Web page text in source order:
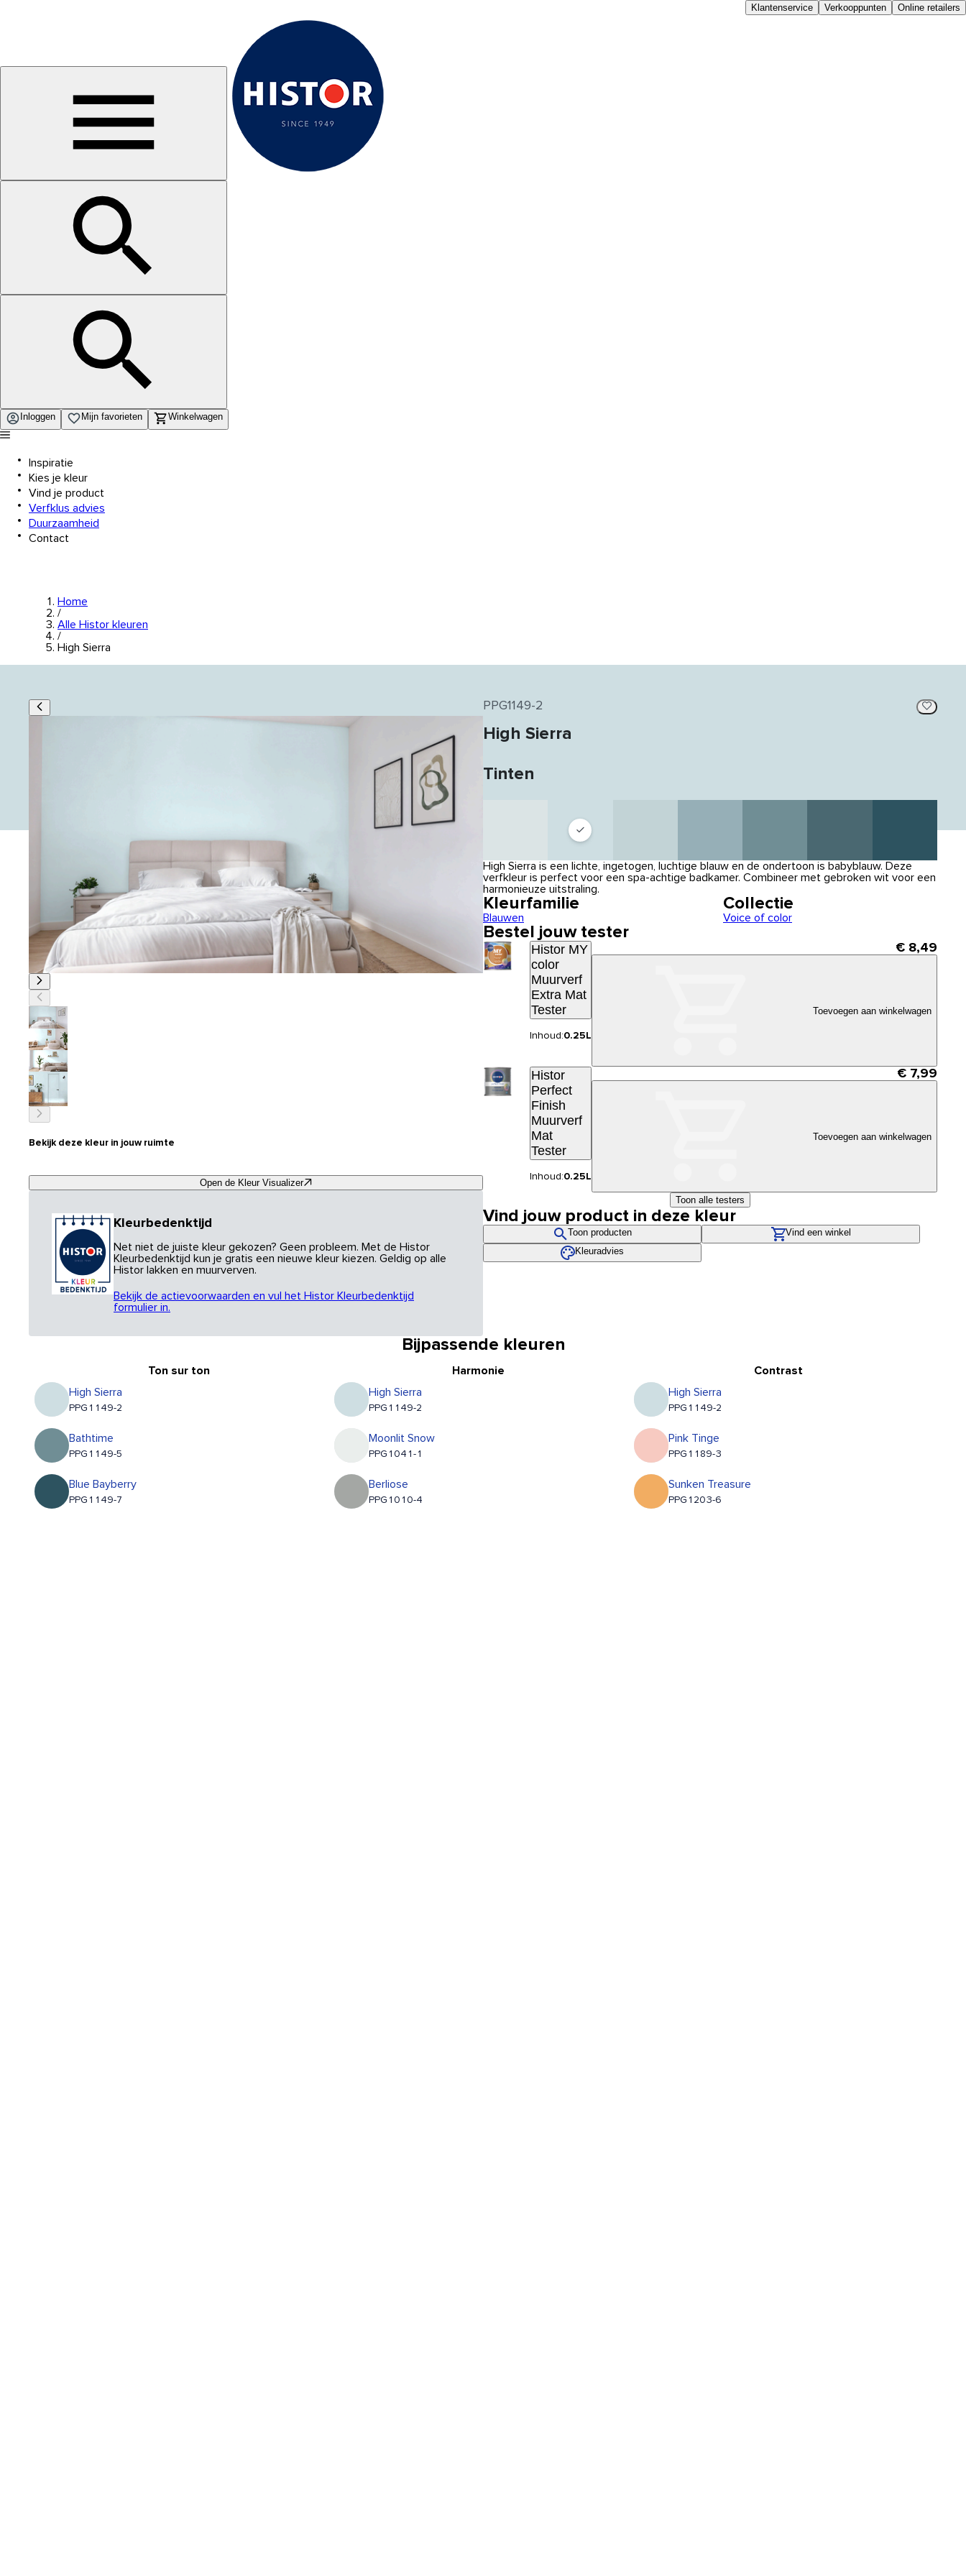
Klantenservice Verkooppunten Online retailers
Inloggen Mijn favorieten Winkelwagen
Inspiratie
Kies je kleur
Vind je product
Verfklus advies
Duurzaamheid
Contact
Home
/
Alle Histor kleuren
/
High Sierra
Bekijk deze kleur in jouw ruimte
Open de Kleur Visualizer
Kleurbedenktijd
Net niet de juiste kleur gekozen? Geen probleem. Met de Histor
Kleurbedenktijd kun je gratis een nieuwe kleur kiezen. Geldig op alle
Histor lakken en muurverven.
Bekijk de actievoorwaarden en vul het Histor Kleurbedenktijd
formulier in.
PPG1149-2
High Sierra
Tinten
High Sierra is een lichte, ingetogen, luchtige blauw en de ondertoon is babyblauw. Deze
verfkleur is perfect voor een spa-achtige badkamer. Combineer met gebroken wit voor een
harmonieuze uitstraling.
Kleurfamilie
Blauwen
Collectie
Voice of color
Bestel jouw tester
Histor MY
color
Muurverf
Extra Mat
Tester
Inhoud:0.25L
€ 8,49
Toevoegen aan winkelwagen
Histor
Perfect
Finish
Muurverf
Mat
Tester
Inhoud:0.25L
€ 7,99
Toevoegen aan winkelwagen
Toon alle testers
Vind jouw product in deze kleur
Toon producten
Vind een winkel
Kleuradvies
Bijpassende kleuren
Ton sur ton
High Sierra
PPG1149-2
Bathtime
PPG1149-5
Blue Bayberry
PPG1149-7
Harmonie
High Sierra
PPG1149-2
Moonlit Snow
PPG1041-1
Berliose
PPG1010-4
Contrast
High Sierra
PPG1149-2
Pink Tinge
PPG1189-3
Sunken Treasure
PPG1203-6